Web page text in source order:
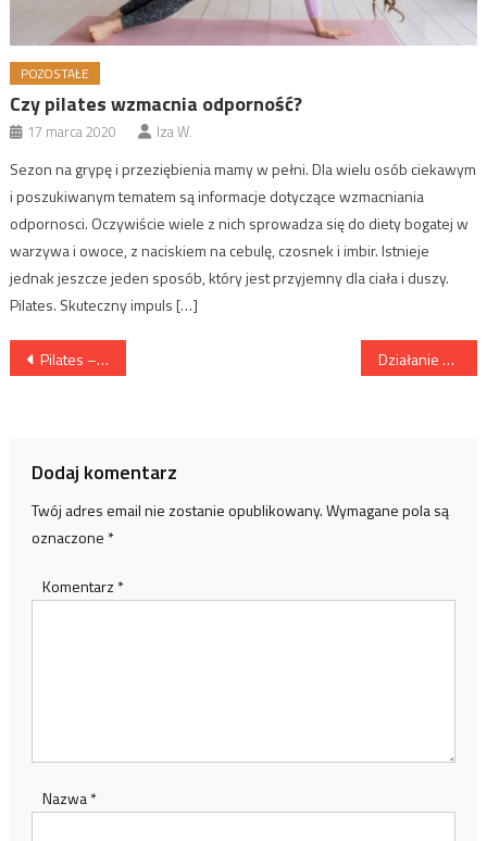
POZOSTAŁE
Czy pilates wzmacnia odporność?
17 marca 2020 Iza W.
Sezon na grypę i przeziębienia mamy w pełni. Dla wielu osób ciekawym
i poszukiwanym tematem są informacje dotyczące wzmacniania
odpornosci. Oczywiście wiele z nich sprowadza się do diety bogatej w
warzywa i owoce, z naciskiem na cebulę, czosnek i imbir. Istnieje
jednak jeszcze jeden sposób, który jest przyjemny dla ciała i duszy.
Pilates. Skuteczny impuls […]
Nawigacja
Pilates – dokładność ćwiczeń i efekty Działanie poduszek medycznych
Dodaj komentarz
Twój adres email nie zostanie opublikowany.Wymagane pola są
oznaczone *
Komentarz *
Nazwa*